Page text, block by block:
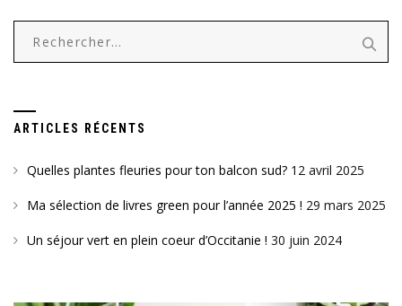
Rechercher :
ARTICLES RÉCENTS
Quelles plantes fleuries pour ton balcon sud? 12 avril 2025
Ma sélection de livres green pour l’année 2025 ! 29 mars 2025
Un séjour vert en plein coeur d’Occitanie ! 30 juin 2024